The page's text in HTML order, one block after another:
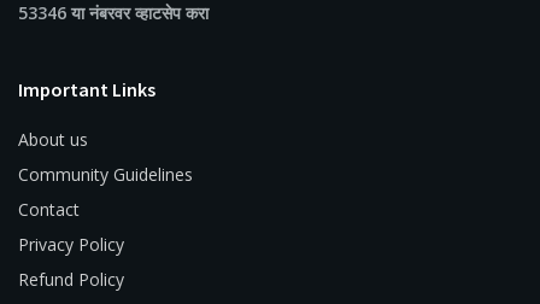
53346 या नंबरवर व्हाटसेप करा
Important Links
About us
Community Guidelines
Contact
Privacy Policy
Refund Policy